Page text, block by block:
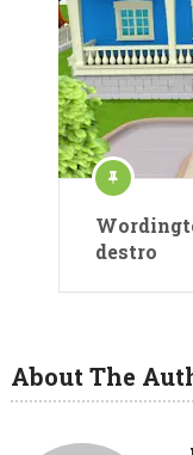
destro
About The